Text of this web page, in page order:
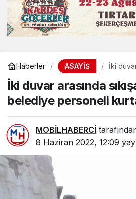
Haberler ASAYİŞ
İki
kurtardı
İki duvar arasında
belediye personeli
MOBİLHABERCİ
8 Haziran 2022, 12:09